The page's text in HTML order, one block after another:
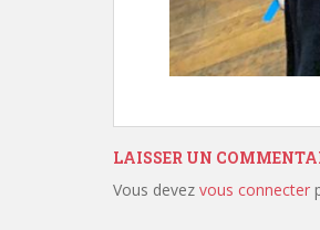
LAISSER UN
Vous devez vous connecter